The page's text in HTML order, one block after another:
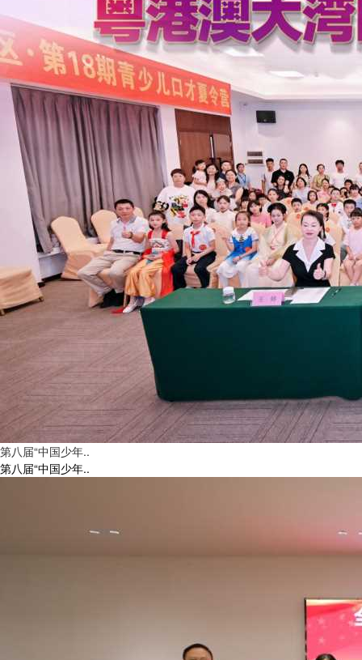
“湾区同心·志愿同行”首届粤港澳大湾区志愿之夜活动在广州举行
听得见的“百千万”，南粤乡村故事演讲大赛总决赛在东莞举行
读讲长征，薪火相传！第六届广东省《少年讲书人》春季活动启
动！
第八届“中国少年..
第八届“中国少年..